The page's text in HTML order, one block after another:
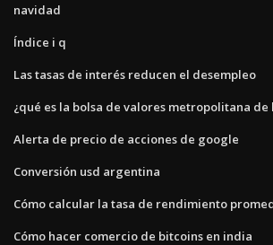
navidad
Índice i q
Las tasas de interés reducen el desempleo
¿qué es la bolsa de valores metropolitana de
Alerta de precio de acciones de google
Conversión usd argentina
Cómo calcular la tasa de rendimiento
Cómo hacer comercio de bitcoins en india